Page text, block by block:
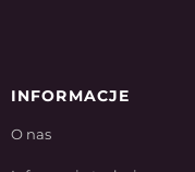
INFORMACJE
O nas